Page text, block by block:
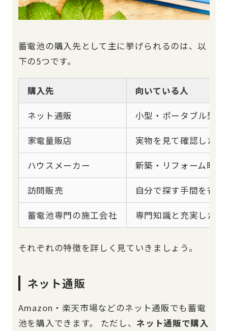
蓄電池の購入先として主に挙げられるのは、以
下の5つです。
購入先 向いている人
ネット通販 小型・ポータブル型
家電量販店 実物を見て確認したい
ハウスメーカー 新築・リフォーム時
訪問販売 自分で探す手間を省き
蓄電池専門の施工会社 専門知識と充実した
それぞれの特徴を詳しく見ていきましょう。
ネット通販
Amazon・楽天市場などのネット通販でも蓄電
池を購入できます。 ただし、ネット通販で購入